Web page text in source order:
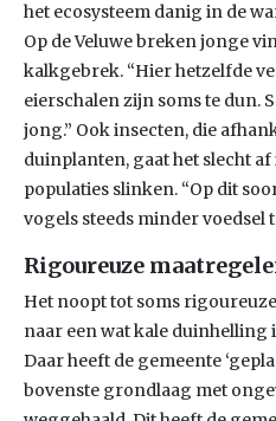
het ecosysteem danig in de
Op de Veluwe breken jonge
kalkgebrek. “Hier hetzelfde
eierschalen zijn soms te dun.
jong.” Ook insecten, die
duinplanten, gaat het slecht
populaties slinken. “Op dit
vogels steeds minder voedsel
Rigoureuze
Het noopt tot soms
naar een wat kale duinhelling
Daar heeft de gemeente
bovenste grondlaag met